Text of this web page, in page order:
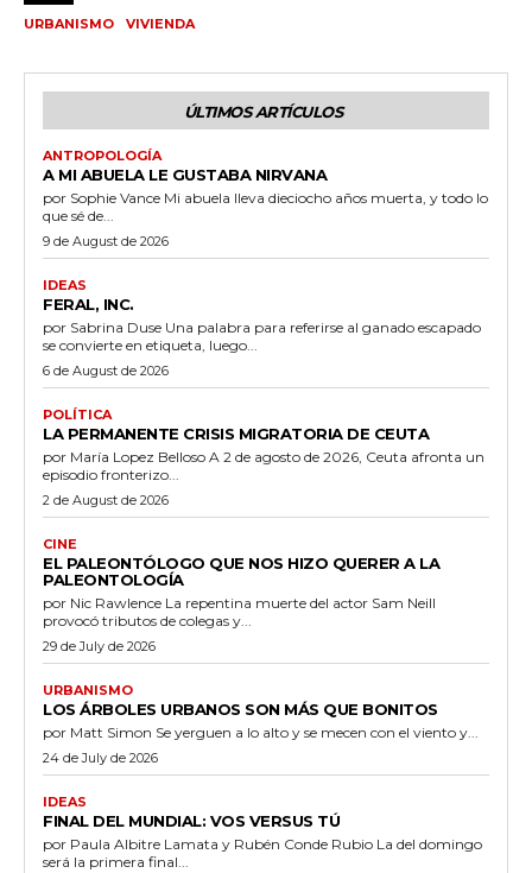
URBANISMO
VIVIENDA
ÚLTIMOS ARTÍCULOS
ANTROPOLOGÍA
A MI ABUELA LE GUSTABA NIRVANA
por Sophie Vance Mi abuela lleva dieciocho años muerta, y todo lo
que sé de...
9 de August de 2026
IDEAS
FERAL, INC.
por Sabrina Duse Una palabra para referirse al ganado escapado
se convierte en etiqueta, luego...
6 de August de 2026
POLÍTICA
LA PERMANENTE CRISIS MIGRATORIA DE CEUTA
por María Lopez Belloso A 2 de agosto de 2026, Ceuta afronta un
episodio fronterizo...
2 de August de 2026
CINE
EL PALEONTÓLOGO QUE NOS HIZO QUERER A LA
PALEONTOLOGÍA
por Nic Rawlence La repentina muerte del actor Sam Neill
provocó tributos de colegas y...
29 de July de 2026
URBANISMO
LOS ÁRBOLES URBANOS SON MÁS QUE BONITOS
por Matt Simon Se yerguen a lo alto y se mecen con el viento y...
24 de July de 2026
IDEAS
FINAL DEL MUNDIAL: VOS VERSUS TÚ
por Paula Albitre Lamata y Rubén Conde Rubio La del domingo
será la primera final...